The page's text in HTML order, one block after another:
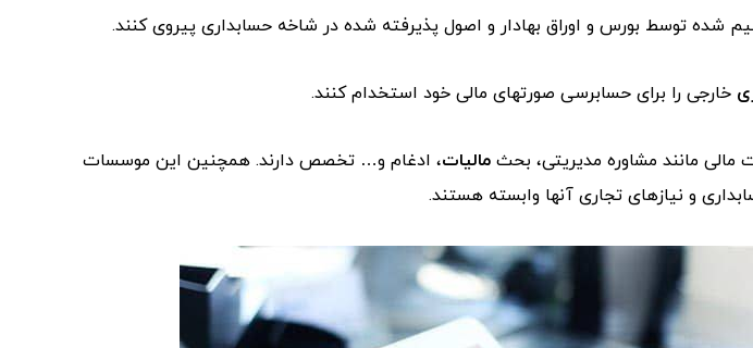
شده توسط بورس و اوراق بهادار و اصول پذیرفته شده در شاخه حسابداری پیروی کنند.
خارجی را برای حسابرسی صورتهای مالی خود استخدام کنند.
مالی مانند مشاوره مدیریتی، بحث مالیات، ادغام و… تخصص دارند. همچنین این موسسات
و نیازهای تجاری آنها وابسته هستند.